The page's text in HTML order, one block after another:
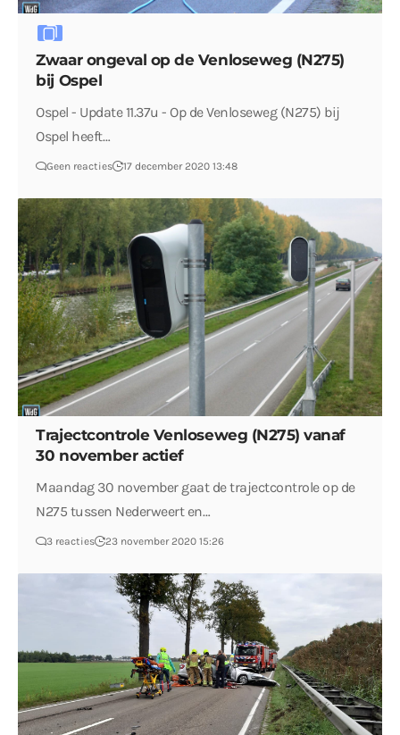
Zwaar ongeval op de Venloseweg (N275)
bij Ospel
Ospel - Update 11.37u - Op de Venloseweg (N275) bij
Ospel heeft…
Geen reacties 17 december 2020 13:48
Trajectcontrole Venloseweg (N275) vanaf
30 november actief
Maandag 30 november gaat de trajectcontrole op de
N275 tussen Nederweert en…
3 reacties 23 november 2020 15:26